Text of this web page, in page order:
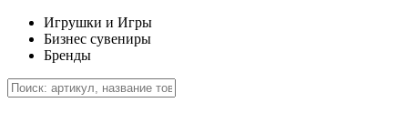
Игрушки и Игры
Бизнес сувениры
Бренды